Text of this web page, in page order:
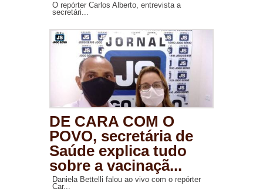
O repórter Carlos Alberto, entrevista a
secretári...
DE CARA COM O
POVO, secretária de
Saúde explica tudo
sobre a vacinaçã...
Daniela Bettelli falou ao vivo com o repórter
Car...